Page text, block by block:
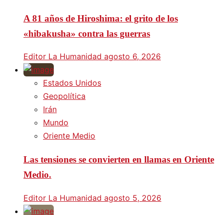
A 81 años de Hiroshima: el grito de los
«hibakusha» contra las guerras
Editor La Humanidad agosto 6, 2026
Estados Unidos
Geopolítica
Irán
Mundo
Oriente Medio
Las tensiones se convierten en llamas en Oriente
Medio.
Editor La Humanidad agosto 5, 2026